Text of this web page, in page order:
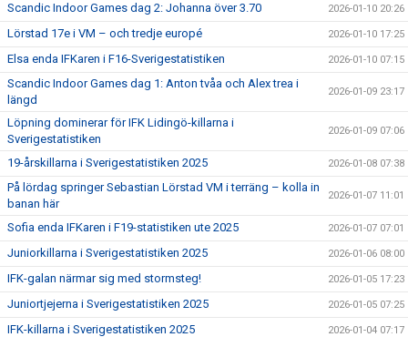
Scandic Indoor Games dag 2: Johanna över 3.70 2026-01-10 20:26
Lörstad 17e i VM – och tredje europé 2026-01-10 17:25
Elsa enda IFKaren i F16-Sverigestatistiken 2026-01-10 07:15
Scandic Indoor Games dag 1: Anton tvåa och Alex trea i
längd
2026-01-09 23:17
Löpning dominerar för IFK Lidingö-killarna i
Sverigestatistiken
2026-01-09 07:06
19-årskillarna i Sverigestatistiken 2025 2026-01-08 07:38
På lördag springer Sebastian Lörstad VM i terräng – kolla in
banan här
2026-01-07 11:01
Sofia enda IFKaren i F19-statistiken ute 2025 2026-01-07 07:01
Juniorkillarna i Sverigestatistiken 2025 2026-01-06 08:00
IFK-galan närmar sig med stormsteg! 2026-01-05 17:23
Juniortjejerna i Sverigestatistiken 2025 2026-01-05 07:25
IFK-killarna i Sverigestatistiken 2025 2026-01-04 07:17